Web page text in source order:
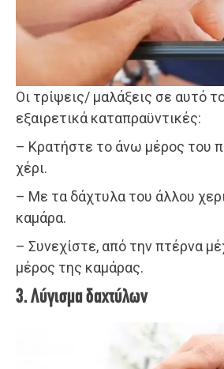
Οι τρίψεις/ μαλάξεις σε αυτό
εξαιρετικά καταπραϋντικές:
– Κρατήστε το άνω μέρος του
χέρι.
– Με τα δάχτυλα του άλλου
καμάρα.
– Συνεχίστε, από την πτέρνα
μέρος της καμάρας.
3. Λύγισμα δαχτύλων